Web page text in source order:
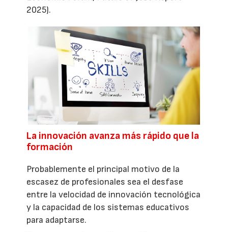
2025).
La innovación avanza más rápido que la
formación
Probablemente el principal motivo de la
escasez de profesionales sea el desfase
entre la velocidad de innovación tecnológica
y la capacidad de los sistemas educativos
para adaptarse.